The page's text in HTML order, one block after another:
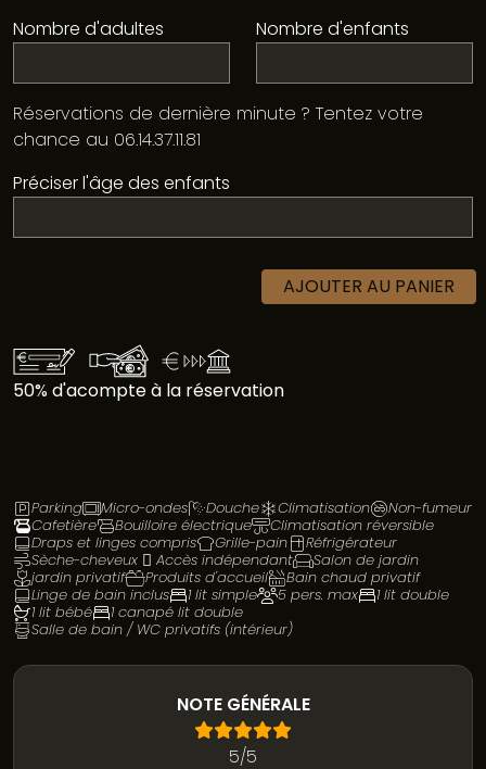
Nombre d'adultes
Nombre d'enfants
Réservations de dernière minute ? Tentez votre
chance au 06.14.37.11.81
Préciser l'âge des enfants
AJOUTER AU PANIER
50% d'acompte à la réservation
Parking Micro-ondes Douche Climatisation
Non-fumeur
Cafetière
Bouilloire électrique
Climatisation réversible
Draps et linges compris
Grille-pain
Réfrigérateur
Sèche-cheveux
Accès indépendant
Salon de jardin
jardin privatif
Produits d'accueil
Bain chaud privatif
Linge de bain inclus
1 lit simple 5 pers. max
1 lit double
1 lit bébé
1 canapé lit double
Salle de bain / WC privatifs (intérieur)
NOTE GÉNÉRALE
5/5